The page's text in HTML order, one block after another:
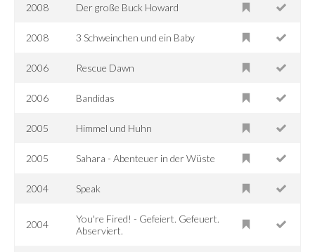
2008 Der große Buck Howard
2008 3 Schweinchen und ein Baby
2006 Rescue Dawn
2006 Bandidas
2005 Himmel und Huhn
2005 Sahara - Abenteuer in der Wüste
2004 Speak
2004
You're Fired! - Gefeiert. Gefeuert.
Abserviert.